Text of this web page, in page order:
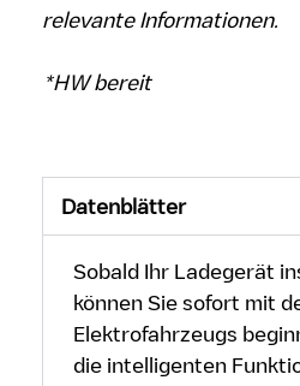
relevante Informationen.
*HW bereit
Datenblätter
Sobald Ihr Ladegerät
können Sie sofort mit
Elektrofahrzeugs
die intelligenten